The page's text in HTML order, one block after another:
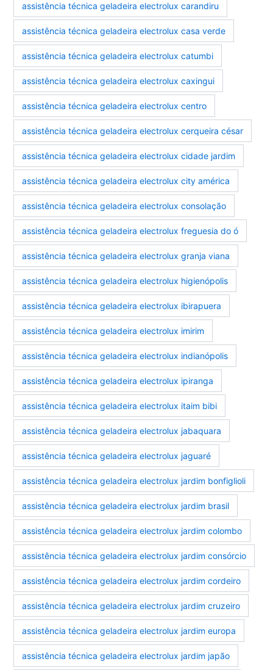
assistência técnica geladeira electrolux carandiru
assistência técnica geladeira electrolux casa verde
assistência técnica geladeira electrolux catumbi
assistência técnica geladeira electrolux caxingui
assistência técnica geladeira electrolux centro
assistência técnica geladeira electrolux cerqueira césar
assistência técnica geladeira electrolux cidade jardim
assistência técnica geladeira electrolux city américa
assistência técnica geladeira electrolux consolação
assistência técnica geladeira electrolux freguesia do ó
assistência técnica geladeira electrolux granja viana
assistência técnica geladeira electrolux higienópolis
assistência técnica geladeira electrolux ibirapuera
assistência técnica geladeira electrolux imirim
assistência técnica geladeira electrolux indianópolis
assistência técnica geladeira electrolux ipiranga
assistência técnica geladeira electrolux itaim bibi
assistência técnica geladeira electrolux jabaquara
assistência técnica geladeira electrolux jaguaré
assistência técnica geladeira electrolux jardim bonfiglioli
assistência técnica geladeira electrolux jardim brasil
assistência técnica geladeira electrolux jardim colombo
assistência técnica geladeira electrolux jardim consórcio
assistência técnica geladeira electrolux jardim cordeiro
assistência técnica geladeira electrolux jardim cruzeiro
assistência técnica geladeira electrolux jardim europa
assistência técnica geladeira electrolux jardim japão